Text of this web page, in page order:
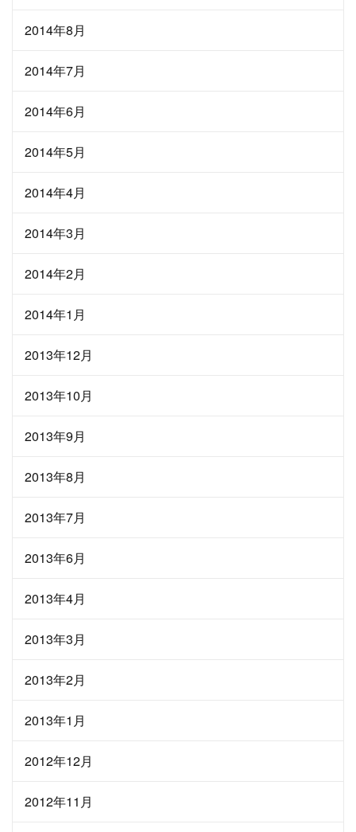
2014年8月
2014年7月
2014年6月
2014年5月
2014年4月
2014年3月
2014年2月
2014年1月
2013年12月
2013年10月
2013年9月
2013年8月
2013年7月
2013年6月
2013年4月
2013年3月
2013年2月
2013年1月
2012年12月
2012年11月